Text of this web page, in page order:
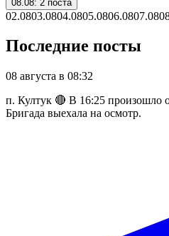
08.08: 2 поста
02.0803.0804.0805.0806.0807.08
Последние посты
08 августа в 08:32
п. Култук 🔴 В 16:25 произошло
Бригада выехала на осмотр.